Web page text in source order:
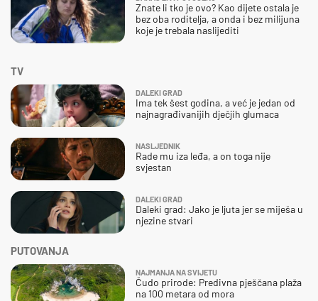
Znate li tko je ovo? Kao dijete ostala je
bez oba roditelja, a onda i bez milijuna
koje je trebala naslijediti
TV
DALEKI GRAD
Ima tek šest godina, a već je jedan od
najnagrađivanijih dječjih glumaca
NASLJEDNIK
Rade mu iza leđa, a on toga nije
svjestan
DALEKI GRAD
Daleki grad: Jako je ljuta jer se miješa u
njezine stvari
PUTOVANJA
NAJMANJA NA SVIJETU
Čudo prirode: Predivna pješčana plaža
na 100 metara od mora